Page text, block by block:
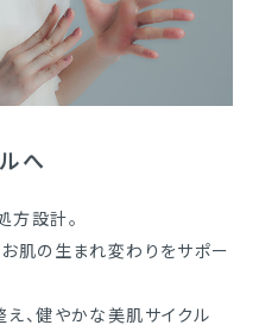
へ
方設計。
肌の生まれ変わりをサポー
、健やかな美肌サイクル